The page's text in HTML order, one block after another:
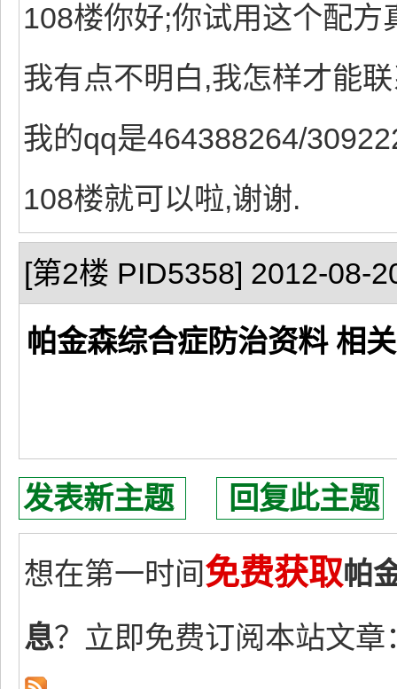
108楼你好;你试用这个配
我有点不明白,我怎样才能
我的qq是464388264/
108楼就可以啦,谢谢.
[第2楼 PID5358] 2012-08-
帕金森综合症防治资料 相关
发表新主题 回复此主题
想在第一时间免费获取帕
息？立即免费订阅本站文章